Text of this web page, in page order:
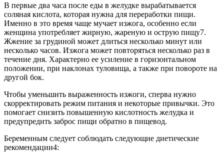
В первые два часа после еды в желудке вырабатывается
соляная кислота, которая нужна для переработки пищи.
Именно в это время чаще мучает изжога, особенно если
женщина употребляет жирную, жареную и острую пищу7.
Жжение за грудиной может длиться несколько минут или
несколько часов. Изжога может повторяться несколько раз в
течение дня. Характерно ее усиление в горизонтальном
положении, при наклонах туловища, а также при повороте на
другой бок.
Чтобы уменьшить выраженность изжоги, сперва нужно
скорректировать режим питания и некоторые привычки. Это
помогает снизить повышенную кислотность желудка и
предупредить заброс пищи обратно в пищевод.
Беременным следует соблюдать следующие диетические
рекомендации4: